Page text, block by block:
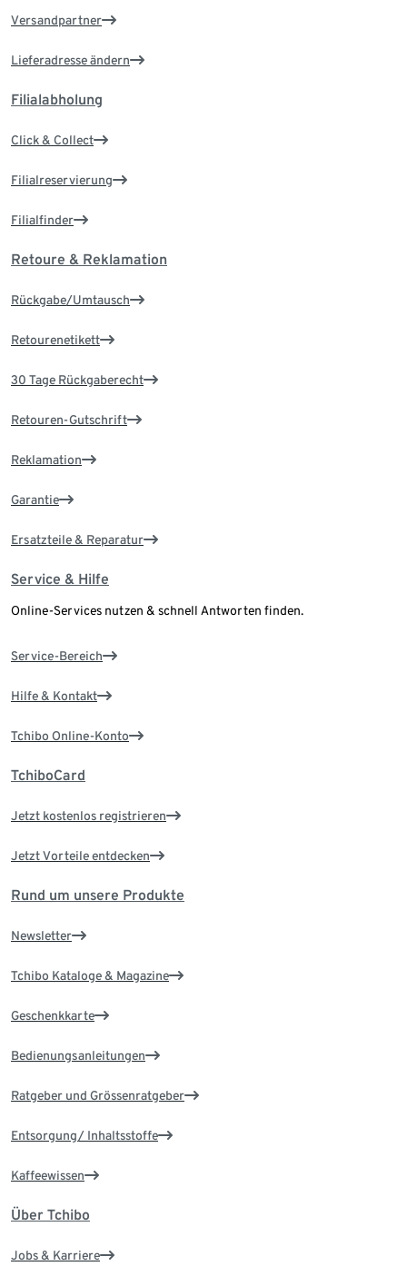
Versandpartner
Lieferadresse ändern
Filialabholung
Click & Collect
Filialreservierung
Filialfinder
Retoure & Reklamation
Rückgabe/Umtausch
Retourenetikett
30 Tage Rückgaberecht
Retouren-Gutschrift
Reklamation
Garantie
Ersatzteile & Reparatur
Service & Hilfe
Online-Services nutzen & schnell Antworten finden.
Service-Bereich
Hilfe & Kontakt
Tchibo Online-Konto
TchiboCard
Jetzt kostenlos registrieren
Jetzt Vorteile entdecken
Rund um unsere Produkte
Newsletter
Tchibo Kataloge & Magazine
Geschenkkarte
Bedienungsanleitungen
Ratgeber und Grössenratgeber
Entsorgung/ Inhaltsstoffe
Kaffeewissen
Über Tchibo
Jobs & Karriere